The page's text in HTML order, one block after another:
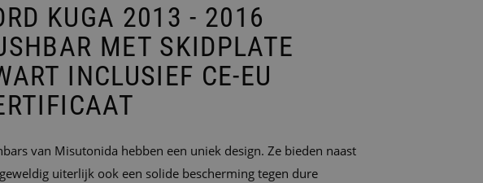
KUGA 2013 - 2016
MET SKIDPLATE
INCLUSIEF CE-EU
van Misutonida hebben een uniek design. Ze bieden naast
uiterlijk ook een solide bescherming tegen dure